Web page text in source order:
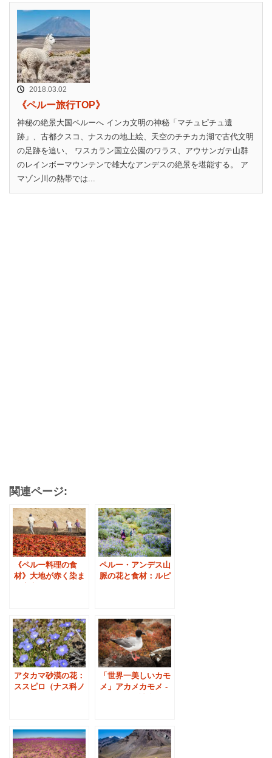
2018.03.02
《ペルー旅行TOP》
神秘の絶景大国ペルーへ インカ文明の神秘「マチュピチュ遺
跡」、古都クスコ、ナスカの地上絵、天空のチチカカ湖で古代文明
の足跡を追い、 ワスカラン国立公園のワラス、アウサンガテ山群
のレインボーマウンテンで雄大なアンデスの絶景を堪能する。 ア
マゾン川の熱帯では...
関連ページ:
《ペルー料理の食
材》大地が赤く染ま
ペルー・アンデス山
脈の花と食材：ルピ
アタカマ砂漠の花：
ススピロ（ナス科ノ
「世界一美しいカモ
メ」アカメカモメ -